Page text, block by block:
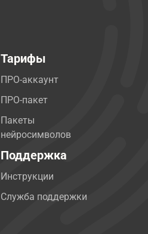
Тарифы
ПРО-аккаунт
ПРО-пакет
Пакеты
нейросимволов
Поддержка
Инструкции
Служба поддержки